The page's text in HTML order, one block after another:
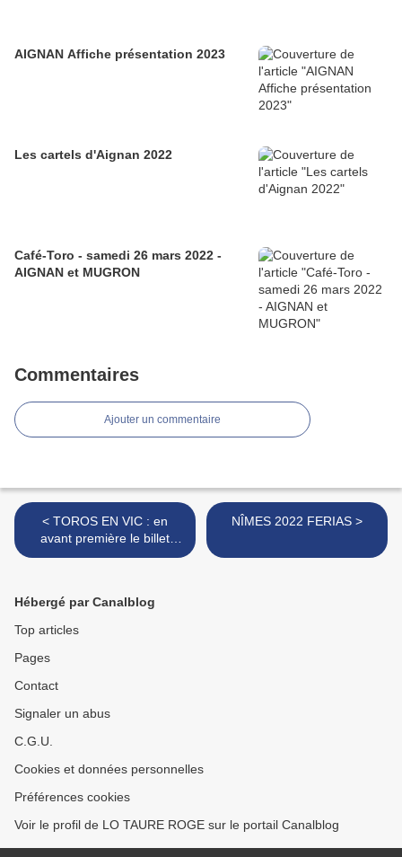
AIGNAN Affiche présentation 2023
Les cartels d'Aignan 2022
Café-Toro - samedi 26 mars 2022 -
AIGNAN et MUGRON
Commentaires
Ajouter un commentaire
< TOROS EN VIC : en
avant première le billet
2022
NÎMES 2022 FERIAS >
Hébergé par Canalblog
Top articles
Pages
Contact
Signaler un abus
C.G.U.
Cookies et données personnelles
Préférences cookies
Voir le profil de LO TAURE ROGE sur le portail Canalblog